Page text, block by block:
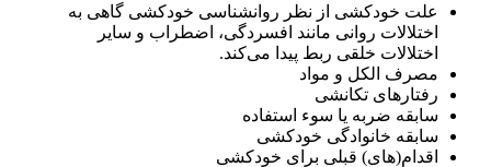
علت خودکشی از نظر روانشناسی خودکشی گاهی به
اختلالات روانی مانند افسردگی، اضطراب و سایر
اختلالات خلقی ربط پیدا می‌کند.
مصرف الکل و مواد
رفتارهای تکانشی
سابقه ضربه یا سوء استفاده
سابقه خانوادگی خودکشی
اقدام(های) قبلی برای خودکشی